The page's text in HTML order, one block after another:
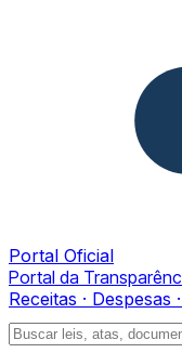
Portal Oficial
Portal da
Receitas · Despesas